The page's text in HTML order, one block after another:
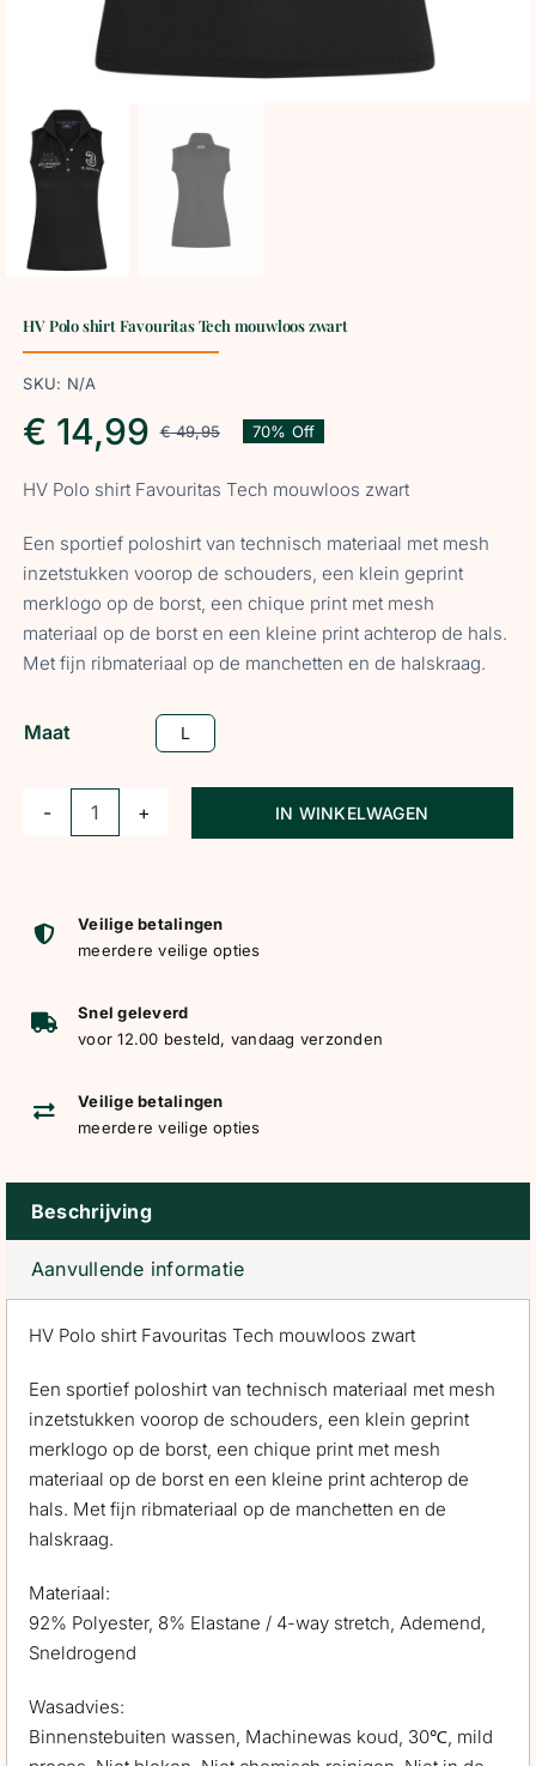
HV Polo shirt Favouritas Tech mouwloos zwart
SKU: N/A
€49,95
was:
€ 49,95.
€ 14,99
is:
€ 14,99.
70% Off
HV Polo shirt Favouritas Tech mouwloos zwart
Een sportief poloshirt van technisch materiaal met mesh
inzetstukken voorop de schouders, een klein geprint
merklogo op de borst, een chique print met mesh
materiaal op de borst en een kleine print achterop de hals.
Met fijn ribmateriaal op de manchetten en de halskraag.
Maat L
HV
Favouritas
Tech
zwart
aantal
IN WINKELWAGEN
Veilige betalingen
meerdere veilige opties
Snel geleverd
voor 12.00 besteld, vandaag verzonden
Veilige betalingen
meerdere veilige opties
Beschrijving
Aanvullende informatie
HV Polo shirt Favouritas Tech mouwloos zwart
Een sportief poloshirt van technisch materiaal met mesh
inzetstukken voorop de schouders, een klein geprint
merklogo op de borst, een chique print met mesh
materiaal op de borst en een kleine print achterop de
hals. Met fijn ribmateriaal op de manchetten en de
halskraag.
Materiaal:
92% Polyester, 8% Elastane / 4-way stretch, Ademend,
Sneldrogend
Wasadvies:
Binnenstebuiten wassen, Machinewas koud, 30℃, mild